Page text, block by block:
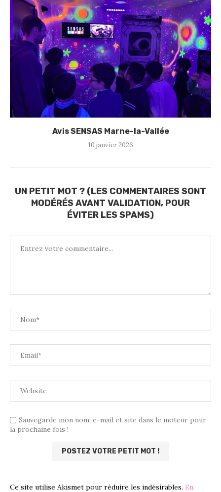
Avis SENSAS Marne-la-Vallée
10 janvier 2026
UN PETIT MOT ? (LES COMMENTAIRES SONT
MODÉRÉS AVANT VALIDATION, POUR
ÉVITER LES SPAMS)
Sauvegarde mon nom, e-mail et site dans le moteur pour
la prochaine fois !
Ce site utilise Akismet pour réduire les indésirables. En